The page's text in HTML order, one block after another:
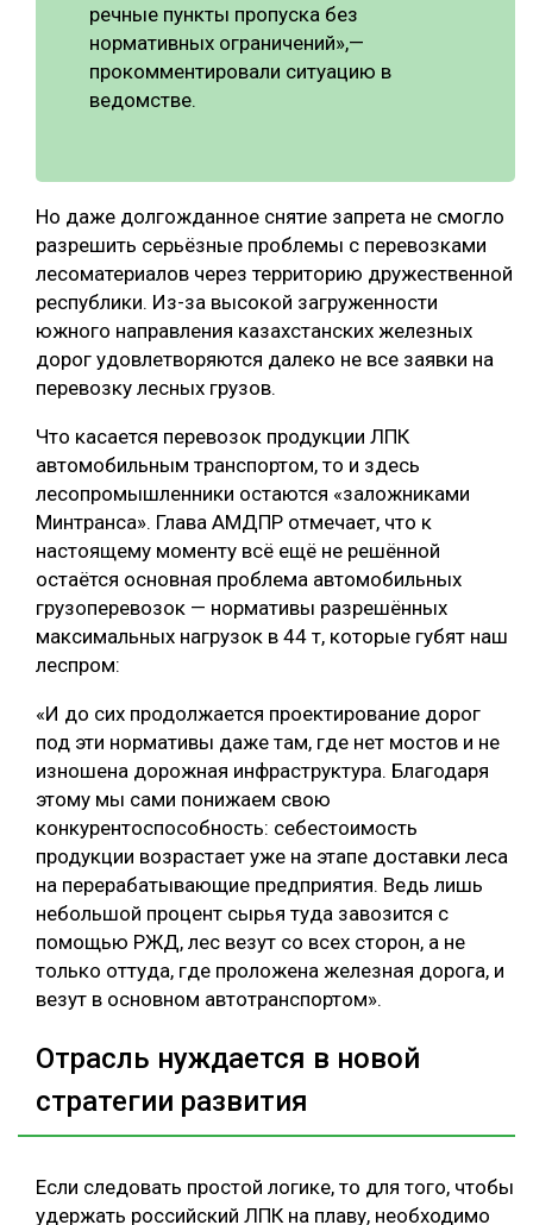
речные пункты пропуска без
нормативных ограничений»,—
прокомментировали ситуацию в
ведомстве.
Но даже долгожданное снятие запрета не смогло
разрешить серьёзные проблемы с перевозками
лесоматериалов через территорию дружественной
республики. Из-за высокой загруженности
южного направления казахстанских железных
дорог удовлетворяются далеко не все заявки на
перевозку лесных грузов.
Что касается перевозок продукции ЛПК
автомобильным транспортом, то и здесь
лесопромышленники остаются «заложниками
Минтранса». Глава АМДПР отмечает, что к
настоящему моменту всё ещё не решённой
остаётся основная проблема автомобильных
грузоперевозок — нормативы разрешённых
максимальных нагрузок в 44 т, которые губят наш
леспром:
«И до сих продолжается проектирование дорог
под эти нормативы даже там, где нет мостов и не
изношена дорожная инфраструктура. Благодаря
этому мы сами понижаем свою
конкурентоспособность: себестоимость
продукции возрастает уже на этапе доставки леса
на перерабатывающие предприятия. Ведь лишь
небольшой процент сырья туда завозится с
помощью РЖД, лес везут со всех сторон, а не
только оттуда, где проложена железная дорога, и
везут в основном автотранспортом».
Отрасль нуждается в новой
стратегии развития
Если следовать простой логике, то для того, чтобы
удержать российский ЛПК на плаву, необходимо